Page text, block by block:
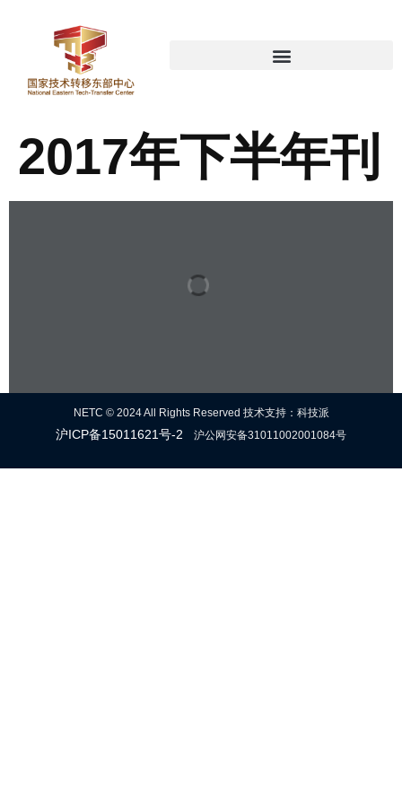
2017年下半年刊
NETC © 2024 All Rights Reserved 技术支持：科技派
沪ICP备15011621号-2 沪公网安备31011002001084号